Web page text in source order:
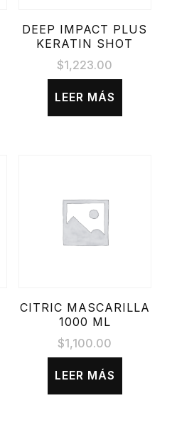
DEEP IMPACT PLUS
KERATIN SHOT
$1,223.00
LEER MÁS
CITRIC MASCARILLA
1000 ML
$1,100.00
LEER MÁS